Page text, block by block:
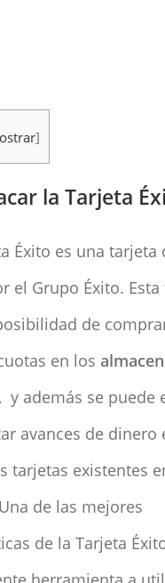
]
la Tarjeta
Éxito es una tarjeta
el Grupo Éxito. Esta
de
en los
, y además se puede
avances de dinero
tarjetas existentes
de las mejores
de la Tarjeta